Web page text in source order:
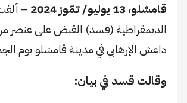
قامشلو، 13 يوليو/ تمّوز 2024
–
الديمقراطية (قسد) القبض على عنصر
داعش الإرهابي في مدينة قامشلو يوم
وقالت قسد في بيان: